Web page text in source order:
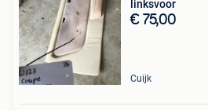
linksvoor
€ 75,00
Cuijk